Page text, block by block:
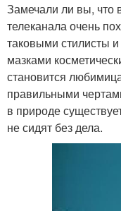
Замечали ли вы, что
телеканала очень
таковыми стилисты
мазками
становится
правильными
в природе
не сидят без дела.